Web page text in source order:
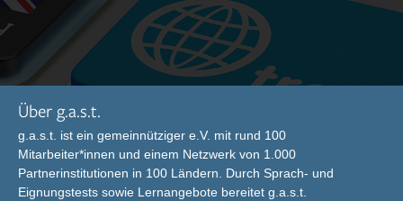
Über g.a.s.t.
g.a.s.t. ist ein gemeinnütziger e.V. mit rund 100
Mitarbeiter*innen und einem Netzwerk von 1.000
Partnerinstitutionen in 100 Ländern. Durch Sprach- und
Eignungstests sowie Lernangebote bereitet g.a.s.t.